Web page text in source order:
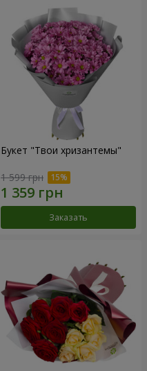
Букет "Твои хризантемы"
1 599 грн
Заказать